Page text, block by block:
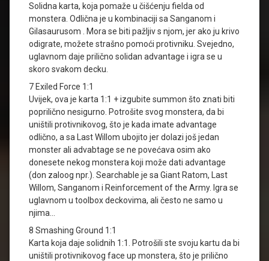
Solidna karta, koja pomaže u čišćenju fielda od
monstera. Odlična je u kombinaciji sa Sanganom i
Gilasaurusom . Mora se biti pažljiv s njom, jer ako ju krivo
odigrate, možete strašno pomoći protivniku. Svejedno,
uglavnom daje prilično solidan advantage i igra se u
skoro svakom decku.
7 Exiled Force 1:1
Uvijek, ova je karta 1:1 + izgubite summon što znati biti
poprilično nesigurno. Potrošite svog monstera, da bi
uništili protivnikovog, što je kada imate advantage
odlično, a sa Last Willom ubojito jer dolazi još jedan
monster ali advabtage se ne povećava osim ako
donesete nekog monstera koji može dati advantage
(don zaloog npr.). Searchable je sa Giant Ratom, Last
Willom, Sanganom i Reinforcement of the Army. Igra se
uglavnom u toolbox deckovima, ali često ne samo u
njima…
8 Smashing Ground 1:1
Karta koja daje solidnih 1:1. Potrošili ste svoju kartu da bi
uništili protivnikovog face up monstera, što je prilično